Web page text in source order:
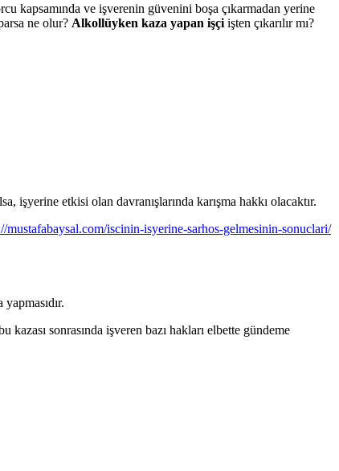
kapsamında ve işverenin güvenini boşa çıkarmadan yerine
ne olur? Alkollüyken kaza yapan işçi işten çıkarılır mı?
etkisi olan davranışlarında karışma hakkı olacaktır.
mustafabaysal.com/iscinin-isyerine-sarhos-gelmesinin-sonuclari/
sonrasında işveren bazı hakları elbette gündeme